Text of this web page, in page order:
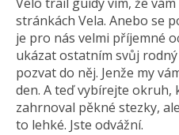
stránkách Vela. Anebo se
je pro nás velmi příjemné
ukázat ostatním svůj
pozvat do něj. Jenže my
den. A teď vybírejte okruh,
zahrnoval pěkné stezky,
to lehké. Jste odvážní.